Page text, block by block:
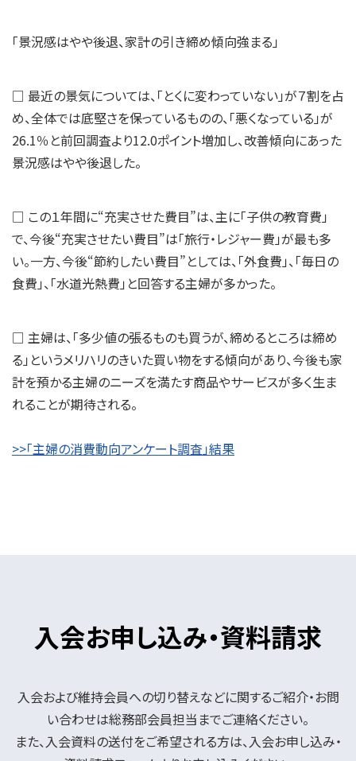
「景況感はやや後退、家計の引き締め傾向強まる」
□ 最近の景気については、「とくに変わっていない」が７割を占
め、全体では底堅さを保っているものの、「悪くなっている」が
26.1％と前回調査より12.0ポイント増加し、改善傾向にあった
景況感はやや後退した。
□ この１年間に“充実させた費目”は、主に「子供の教育費」
で、今後“充実させたい費目”は「旅行・レジャー費」が最も多
い。一方、今後“節約したい費目”としては、「外食費」、「毎日の
食費」、「水道光熱費」と回答する主婦が多かった。
□ 主婦は、「多少値の張るものも買うが、締めるところは締め
る」というメリハリのきいた買い物をする傾向があり、今後も家
計を預かる主婦のニーズを満たす商品やサービスが多く生ま
れることが期待される。
>>「主婦の消費動向アンケート調査」結果
入会お申し込み・資料請求
入会および維持会員への切り替えなどに関するご紹介・お問
い合わせは総務部会員担当までご連絡ください。
また、入会資料の送付をご希望される方は、入会お申し込み・